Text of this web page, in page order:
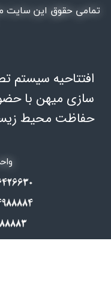
افتتاحیه سیستم
سازی میهن با
حفاظت محیط
تمامی حقوق این سایت
۰۲۱-
۰۲۱-
۰۲۱-